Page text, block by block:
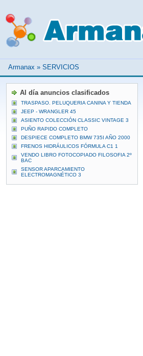
Armanax » SERVICIOS
Al día anuncios clasificados
TRASPASO. PELUQUERIA CANINA Y TIENDA
JEEP - WRANGLER 45
ASIENTO COLECCIÓN CLASSIC VINTAGE 3
PUÑO RAPIDO COMPLETO
DESPIECE COMPLETO BMW 735I AÑO 2000
FRENOS HIDRÁULICOS FÓRMULA C1 1
VENDO LIBRO FOTOCOPIADO FILOSOFIA 2º
BAC
SENSOR APARCAMIENTO
ELECTROMAGNÉTICO 3